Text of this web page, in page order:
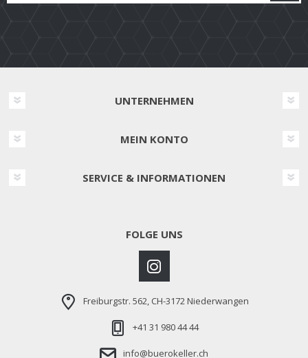
UNTERNEHMEN
MEIN KONTO
SERVICE & INFORMATIONEN
FOLGE UNS
Freiburgstr. 562, CH-3172 Niederwangen
+41 31 980 44 44
info@buerokeller.ch